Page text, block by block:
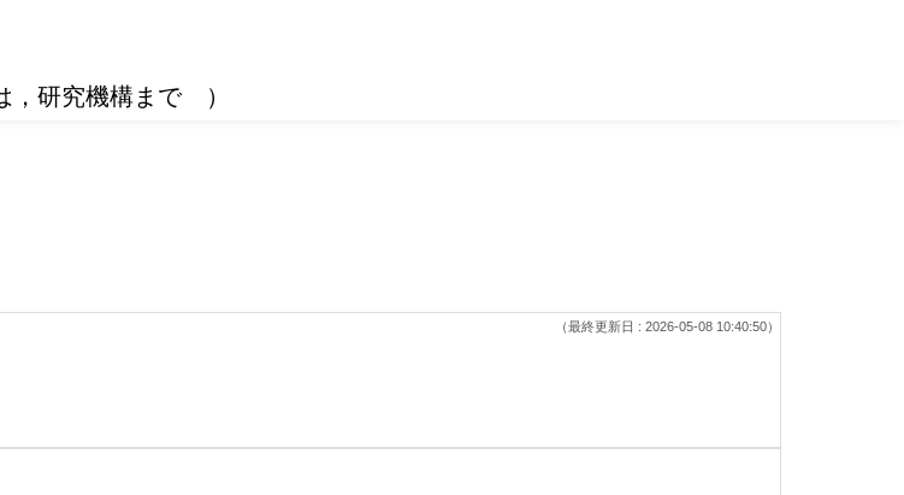
，研究機構まで ）
（最終更新日 : 2026-05-08 10:40:50）